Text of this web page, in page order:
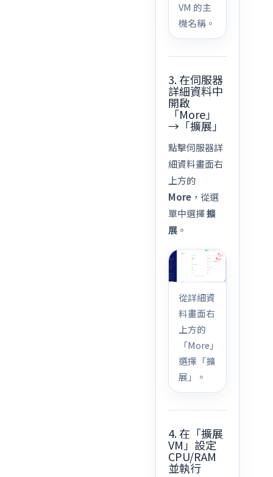
VM 的主
機名稱。
3. 在伺服器
詳細資料中
開啟
「More」
→「擴展」
點擊伺服器詳
細資料畫面右
上方的
More ，從選
單中選擇擴
展 。
從詳細資
料畫面右
上方的
「More」
選擇「擴
展」。
4. 在「擴展
VM」設定
CPU/RAM
並執行